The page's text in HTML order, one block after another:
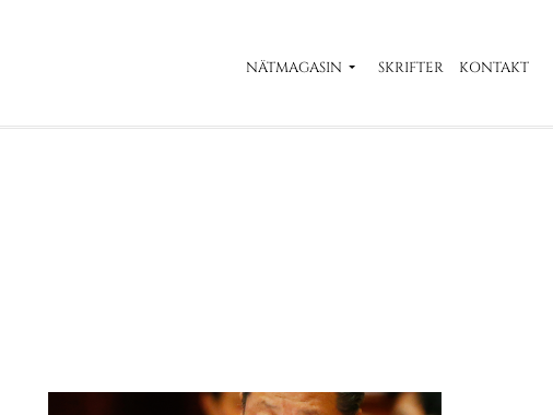
NÄTMAGASIN SKRIFTER KONTAKT